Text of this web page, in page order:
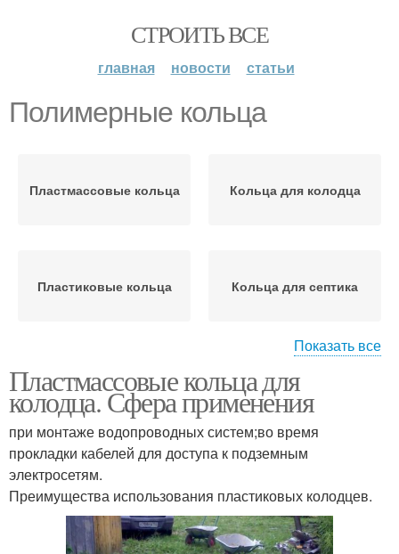
СТРОИТЬ ВСЕ
главная новости статьи
Полимерные кольца
Пластмассовые кольца Кольца для колодца
Пластиковые кольца Кольца для септика
Кольца для углубления
кольца
Показать все
Пластмассовые кольца для
колодца. Сфера применения
при монтаже водопроводных систем;во время
прокладки кабелей для доступа к подземным
электросетям.
Преимущества использования пластиковых колодцев.